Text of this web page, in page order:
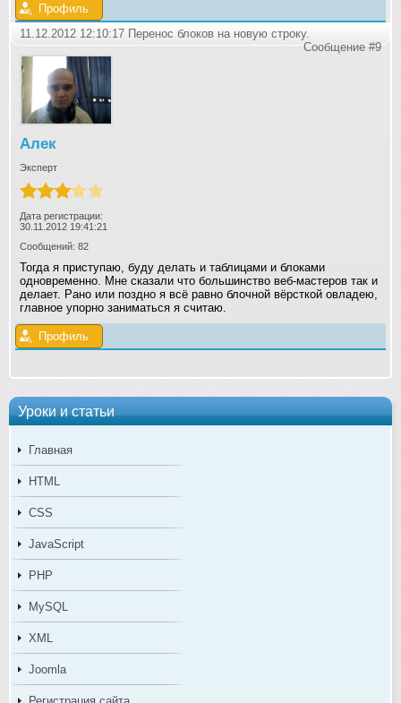
Уроки и статьи
Главная
HTML
CSS
JavaScript
PHP
MySQL
XML
Joomla
Профиль
11.12.2012 12:10:17 Перенос блоков на новую строку.
Сообщение #9
Алек
Эксперт
Дата регистрации:
30.11.2012 19:41:21
Сообщений: 82
Тогда я приступаю, буду делать и таблицами и блоками
одновременно. Мне сказали что большинство веб-мастеров так и
делает. Рано или поздно я всё равно блочной вёрсткой овладею,
главное упорно заниматься я считаю.
Профиль